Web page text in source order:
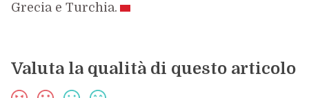
Grecia e Turchia.
Valuta la qualità di questo articolo